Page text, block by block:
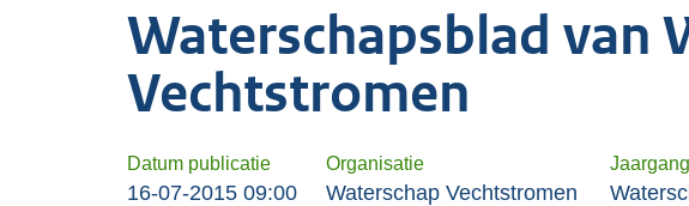
Waterschapsblad van
Vechtstromen
Datum publicatie Organisatie
16-07-2015 09:00 Waterschap Vechtstromen